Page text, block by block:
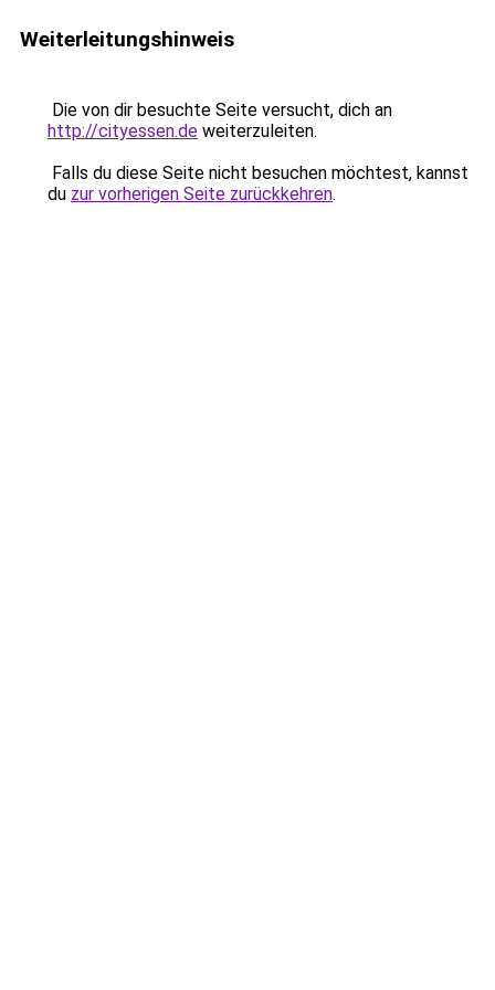
Weiterleitungshinweis
Die von dir besuchte Seite versucht, dich an
http://cityessen.de weiterzuleiten.
Falls du diese Seite nicht besuchen möchtest, kannst
du zur vorherigen Seite zurückkehren.